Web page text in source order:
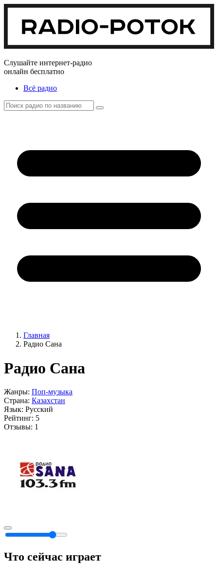
Слушайте интернет-радио
онлайн бесплатно
Всё радио
Главная
Радио Сана
Радио Сана
Жанры: Поп-музыка
Страна: Казахстан
Язык: Русский
Рейтинг: 5
Отзывы: 1
Что сейчас играет